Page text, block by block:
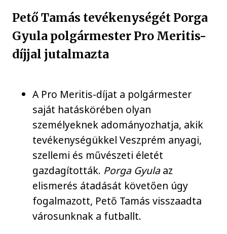
Pető Tamás tevékenységét Porga
Gyula polgármester Pro Meritis-
díjjal jutalmazta
A Pro Meritis-díjat a polgármester
saját hatáskörében olyan
személyeknek adományozhatja, akik
tevékenységükkel Veszprém anyagi,
szellemi és művészeti életét
gazdagították. Porga Gyulaaz
elismerés átadását követően úgy
fogalmazott, Pető Tamás visszaadta
városunknak a futballt.